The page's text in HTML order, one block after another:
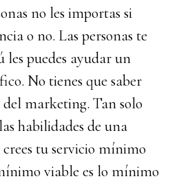
no les importas si
o no. Las personas te
puedes ayudar un
No tienes que saber
del marketing. Tan solo
habilidades de una
tu servicio mínimo
viable es lo mínimo